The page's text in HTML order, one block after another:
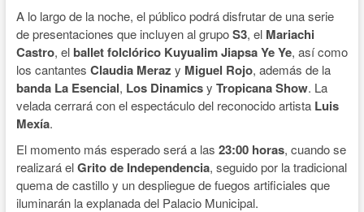
A lo largo de la noche, el público podrá disfrutar de una serie
de presentaciones que incluyen al grupoS3, el Mariachi
Castro, el ballet folclórico Kuyualim Jiapsa Ye Ye, así como
los cantantes Claudia Meraz y Miguel Rojo, además de la
banda La Esencial, Los Dinamicsy Tropicana Show. La
velada cerrará con el espectáculo del reconocido artista Luis
Mexía.
El momento más esperado será a las 23:00 horas, cuando se
realizará elGrito de Independencia, seguido por la tradicional
quema de castillo y un despliegue de fuegos artificiales que
iluminarán la explanada del Palacio Municipal.